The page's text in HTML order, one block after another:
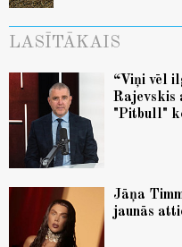
LASĪTĀKAIS
“Viņi vēl
Rajevskis
"Pitbull"
Jāņa
jaunās